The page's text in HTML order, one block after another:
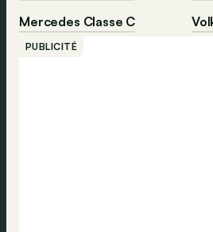
Mercedes Classe C
PUBLICITÉ